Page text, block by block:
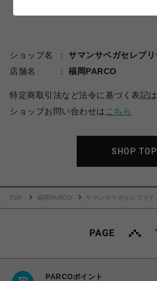
ショップ名
サマンサベガセレブリ
店舗名
福岡PARCO
特定商取引法など法令に基づく表記は
ショップお問い合わせは こちら
SHOP TOP
TOP 福岡PARCO サマンサベガセレブリテ
PARCOポイント